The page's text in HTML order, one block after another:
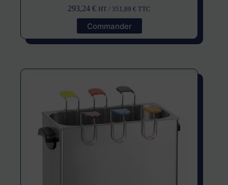
293,24€ HT / 351,89€ TTC
Commander